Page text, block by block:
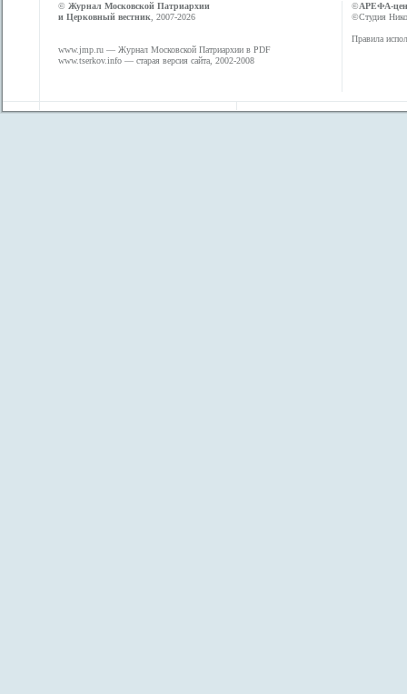
© Журнал Московской Патриархии
и Церковный вестник , 2007-2026
www.jmp.ru — Журнал Московской Патриархии в PDF
www.tserkov.info — старая версия сайта, 2002-2008
©АРЕФА-
©Студия
Правила